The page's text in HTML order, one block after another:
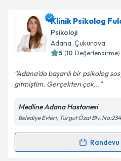
Klinik Psikolog
Psikoloji
Adana, Çukurova
5 (10 Değerlendirme)
Adana'da başarılı bir psikolog
gitmiştim. Gerçekten çok...
Medline Adana Hastanesi
Belediye Evleri, Turgut Özal Blv.
Randevu Takvimi